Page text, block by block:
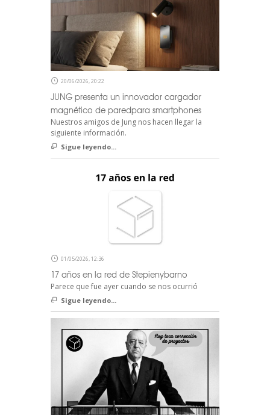
20/06/2026, 20:22
JUNG presenta un innovador cargador
magnético de paredpara smartphones
Nuestros amigos de Jung nos hacen llegar la
siguiente información.
Sigue leyendo...
01/05/2026, 12:36
17 años en la red de Stepienybarno
Parece que fue ayer cuando se nos ocurrió
Sigue leyendo...